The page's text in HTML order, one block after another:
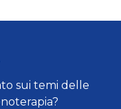
sui temi delle